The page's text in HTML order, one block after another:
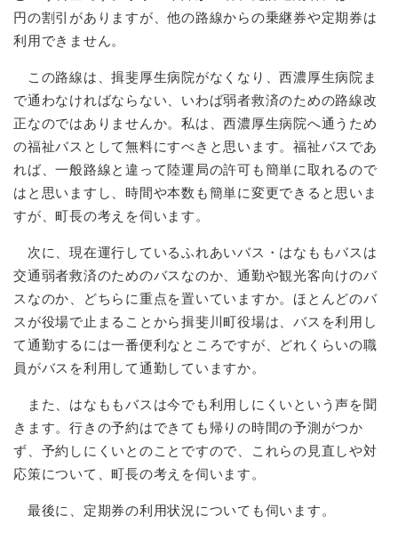
円の割引がありますが、他の路線からの乗継券や定期券は
利用できません。
この路線は、揖斐厚生病院がなくなり、西濃厚生病院ま
で通わなければならない、いわば弱者救済のための路線改
正なのではありませんか。私は、西濃厚生病院へ通うため
の福祉バスとして無料にすべきと思います。福祉バスであ
れば、一般路線と違って陸運局の許可も簡単に取れるので
はと思いますし、時間や本数も簡単に変更できると思いま
すが、町長の考えを伺います。
次に、現在運行しているふれあいバス・はなももバスは
交通弱者救済のためのバスなのか、通勤や観光客向けのバ
スなのか、どちらに重点を置いていますか。ほとんどのバ
スが役場で止まることから揖斐川町役場は、バスを利用し
て通勤するには一番便利なところですが、どれくらいの職
員がバスを利用して通勤していますか。
また、はなももバスは今でも利用しにくいという声を聞
きます。行きの予約はできても帰りの時間の予測がつか
ず、予約しにくいとのことですので、これらの見直しや対
応策について、町長の考えを伺います。
最後に、定期券の利用状況についても伺います。